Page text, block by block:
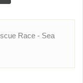
Race - Sea